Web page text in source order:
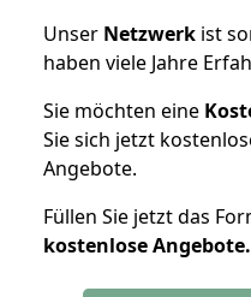
Unser Netzwerk ist
haben viele Jahre
Sie möchten eine
Sie sich jetzt
Angebote.
Füllen Sie jetzt das
kostenloseAngebote.